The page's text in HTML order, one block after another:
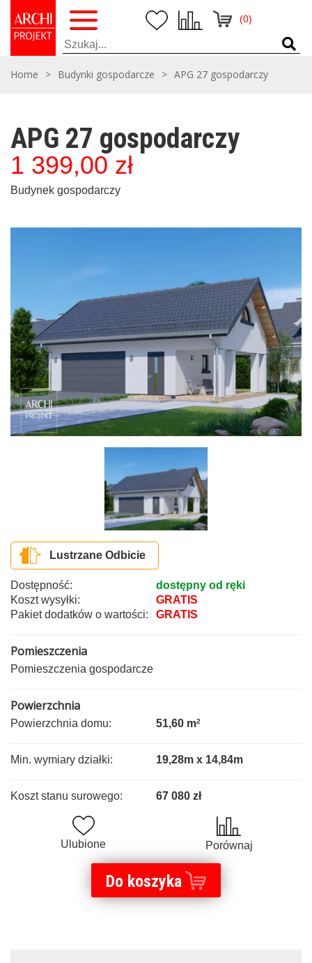
(0)
Home > Budynki gospodarcze > APG 27 gospodarczy
APG 27 gospodarczy
1 399,00 zł
Budynek gospodarczy
Lustrzane Odbicie
Dostępność:
dostępny od ręki
Koszt wysyłki:
GRATIS
Pakiet dodatków o wartości:
GRATIS
Pomieszczenia
Pomieszczenia gospodarcze
Powierzchnia
Powierzchnia domu: 51,60 m2
Min. wymiary działki: 19,28m x 14,84m
Koszt stanu surowego: 67 080 zł
Do koszyka
Ulubione Porównaj